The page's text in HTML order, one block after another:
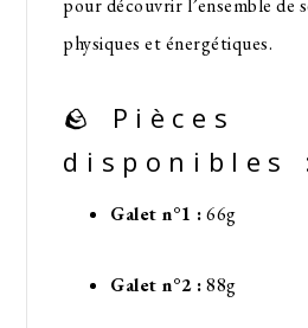
pour découvrir l’ensemble de
physiques et énergétiques.
🪨 Pièces
disponibles
Galet n°1 :66g
Galet n°2 :88g